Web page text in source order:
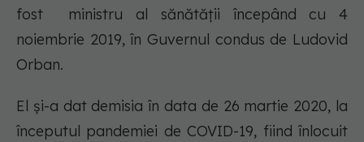
fost ministru al sănătății începând cu 4
noiembrie 2019, în Guvernul condus de Ludovid
Orban.
El și-a dat demisia în data de 26 martie 2020, la
începutul pandemiei de COVID-19, fiind înlocuit